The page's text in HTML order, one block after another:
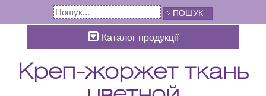
ПОШУК
Каталог продукції
Креп-жоржет ткань